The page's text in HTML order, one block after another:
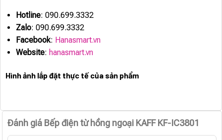
Hotline: 090.699.3332
Zalo: 090.699.3332
Facebook: Hanasmart.vn
Website: hanasmart.vn
Hình ảnh lắp đặt thực tế của sản phẩm
Đánh giá Bếp điện từ hồng ngoại KAFF KF-IC3801